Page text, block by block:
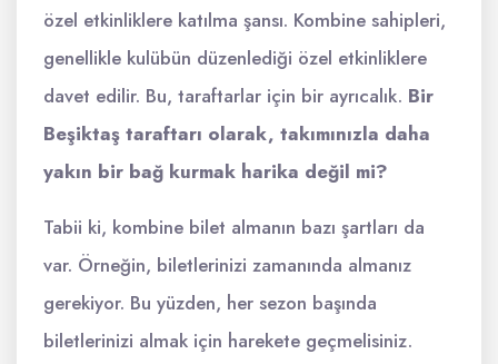
özel etkinliklere katılma şansı. Kombine sahipleri,
genellikle kulübün düzenlediği özel etkinliklere
davet edilir. Bu, taraftarlar için bir ayrıcalık. Bir
Beşiktaş taraftarı olarak, takımınızla daha
yakın bir bağ kurmak harika değil mi?
Tabii ki, kombine bilet almanın bazı şartları da
var. Örneğin, biletlerinizi zamanında almanız
gerekiyor. Bu yüzden, her sezon başında
biletlerinizi almak için harekete geçmelisiniz.